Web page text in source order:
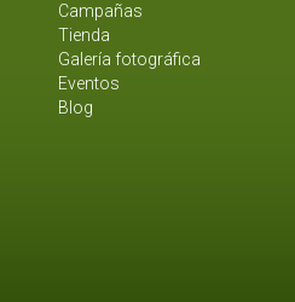
Campañas
Tienda
Galería fotográfica
Eventos
Blog